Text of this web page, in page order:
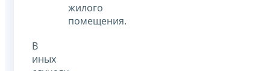
жилого
помещения.
В
иных